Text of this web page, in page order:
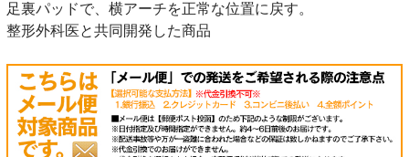
足裏パッドで、横アーチを正常な位置に戻す。
整形外科医と共同開発した商品